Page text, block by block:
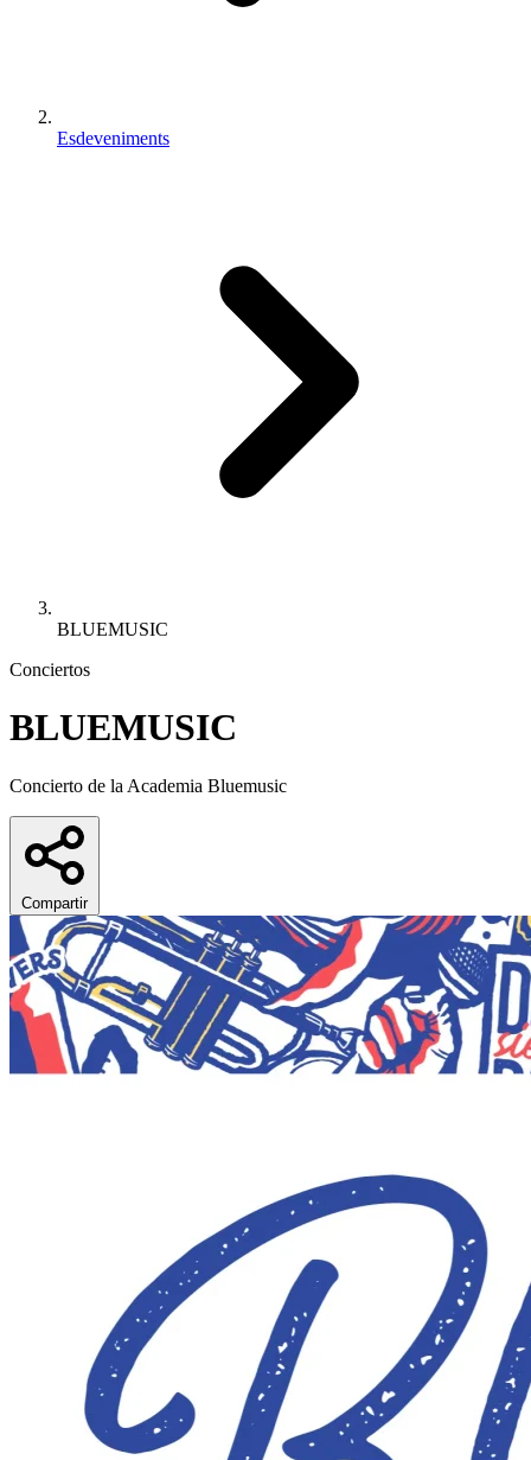
Esdeveniments
BLUEMUSIC
Conciertos
BLUEMUSIC
Concierto de la Academia Bluemusic
Compartir